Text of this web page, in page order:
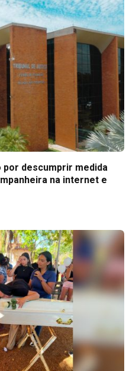
por descumprir medida
na internet e